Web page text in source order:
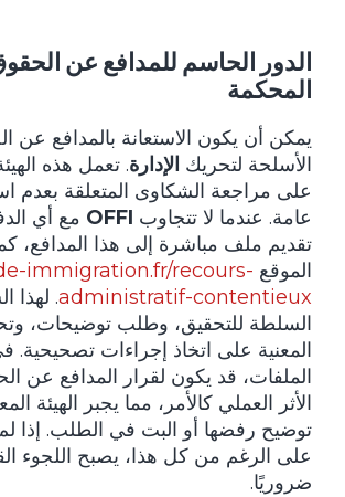
الدور الحاسم للمدافع عن
المحكمة
يمكن أن يكون الاستعانة بالمدافع عن
الأسلحة لتحريك الإدارة. تعمل هذه
على مراجعة الشكاوى المتعلقة بعدم
عامة. عندما لا تتجاوب OFFI مع أي
تقديم ملف مباشرة إلى هذا المدافع،
الموقع immigration.fr/recours-
administratif-contentieux. لهذا
السلطة للتحقيق، وطلب توضيحات،
المعنية على اتخاذ إجراءات
الملفات، قد يكون لقرار المدافع عن
الأثر العملي كالأمر، مما يجبر الهيئة
توضيح رفضها أو البت في الطلب.
على الرغم من كل هذا، يصبح اللجوء
ضروريًا.